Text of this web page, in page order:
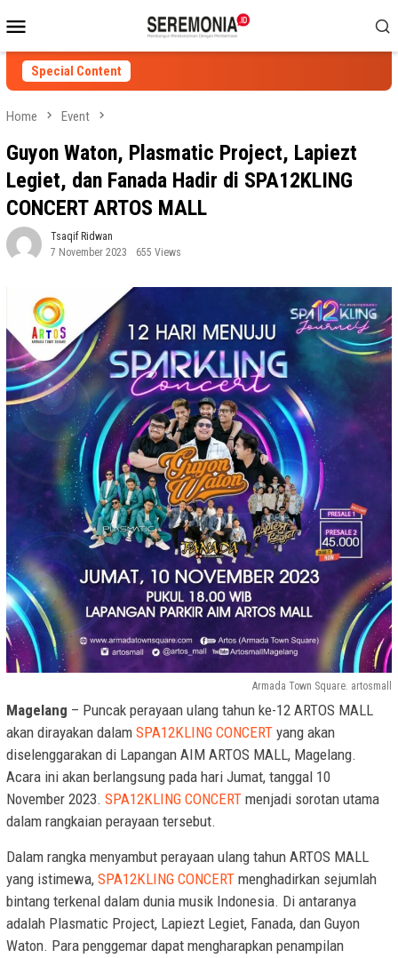
to
contentMenu
Special Content
Home Event
Guyon Waton, Plasmatic Project, Lapiezt
Legiet, dan Fanada Hadir di SPA12KLING
CONCERT ARTOS MALL
Tsaqif Ridwan
7 November 2023
655 Views
Armada Town Square. artosmall
Magelang – Puncak perayaan ulang tahun ke-12 ARTOS MALL
akan dirayakan dalam SPA12KLING CONCERT yang akan
diselenggarakan di Lapangan AIM ARTOS MALL, Magelang.
Acara ini akan berlangsung pada hari Jumat, tanggal 10
November 2023. SPA12KLING CONCERT menjadi sorotan utama
dalam rangkaian perayaan tersebut.
Dalam rangka menyambut perayaan ulang tahun ARTOS MALL
yang istimewa, SPA12KLING CONCERT menghadirkan sejumlah
bintang terkenal dalam dunia musik Indonesia. Di antaranya
adalah Plasmatic Project, Lapiezt Legiet, Fanada, dan Guyon
Waton. Para penggemar dapat mengharapkan penampilan